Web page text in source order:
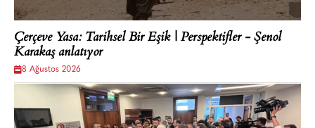
Çerçeve Yasa: Tarihsel Bir Eşik | Perspektifler - Şenol
Karakaş anlatıyor
8 Ağustos 2026